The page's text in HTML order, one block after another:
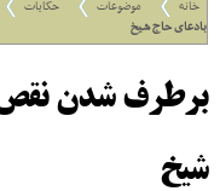
خانه موضوعات حکایات
بادعاى حاج شیخ
برطرف شدن نقص
شیخ